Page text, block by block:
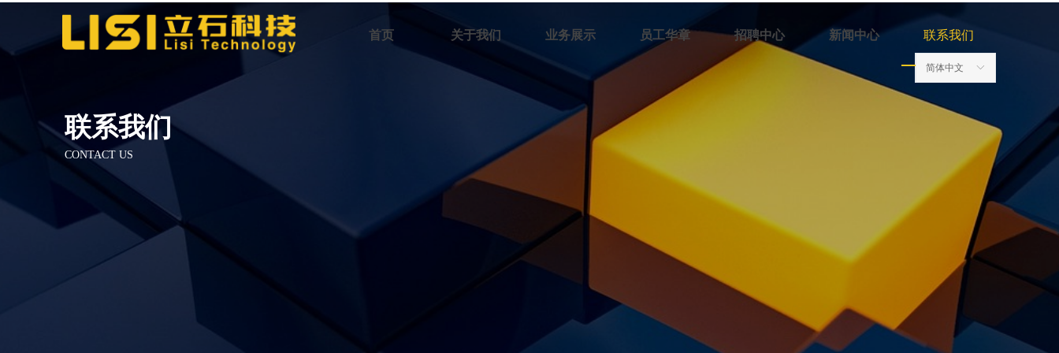
首页 关于我们 业务展示 员工华章 招聘中心 新闻中心 联系我们
ꀅ
简体中文
CONTACT US
联系我们
ꀅ
简体中文